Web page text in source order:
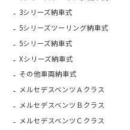
3シリーズ納車式
5シリーズツーリング納車式
5シリーズ納車式
Xシリーズ納車式
その他車両納車式
メルセデスベンツＡクラス
メルセデスベンツＢクラス
メルセデスベンツＣクラス